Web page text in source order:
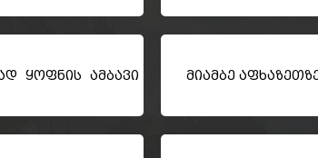
ყოფნის ამბავი მიამბე